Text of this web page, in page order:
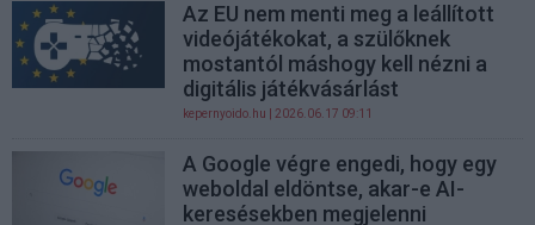
Az EU nem menti meg a leállított
videójátékokat, a szülőknek
mostantól máshogy kell nézni a
digitális játékvásárlást
kepernyoido.hu | 2026.06.17 09:11
A Google végre engedi, hogy egy
weboldal eldöntse, akar-e AI-
keresésekben megjelenni